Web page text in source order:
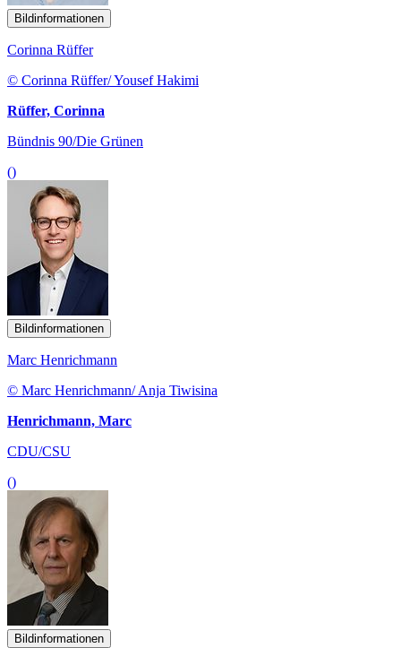
Bildinformationen
Corinna Rüffer
© Corinna Rüffer/ Yousef Hakimi
Rüffer, Corinna
Bündnis 90/Die Grünen
()
Bildinformationen
Marc Henrichmann
© Marc Henrichmann/ Anja Tiwisina
Henrichmann, Marc
CDU/CSU
()
Bildinformationen